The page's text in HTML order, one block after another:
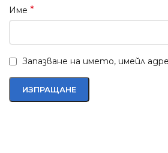
Име *
Запазване на името, имейл